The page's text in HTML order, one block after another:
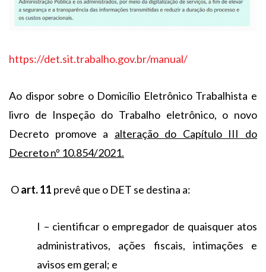
https://det.sit.trabalho.gov.br/manual/
Ao dispor sobre o Domicílio Eletrônico Trabalhista e
livro de Inspeção do Trabalho eletrônico, o novo
Decreto promove a alteração do Capítulo III do
Decreto nº 10.854/2021.
Oart. 11 prevê que o DET se destina a:
I – cientificar o empregador de quaisquer atos
administrativos, ações fiscais, intimações e
avisos em geral; e